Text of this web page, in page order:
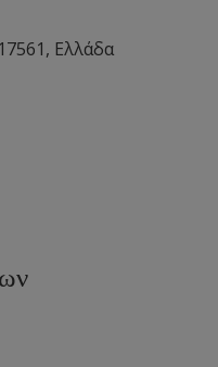
Ελλάδα